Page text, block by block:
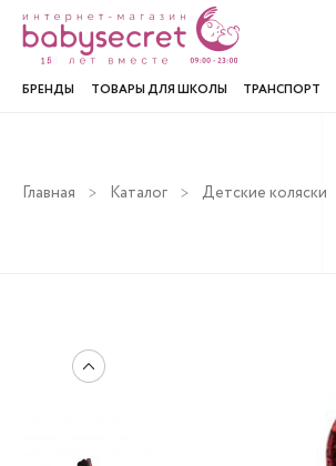
БРЕНДЫ ТОВАРЫ ДЛЯ ШКОЛЫ ТРАНСПОРТ
Главная Каталог Детские коляски